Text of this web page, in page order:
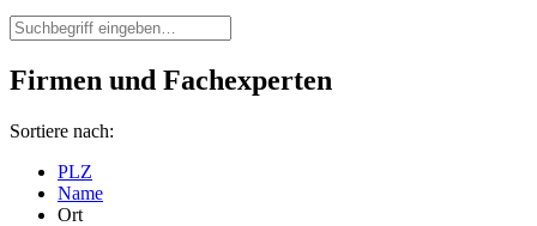
Firmen und Fachexperten
Sortiere nach:
PLZ
Name
Ort